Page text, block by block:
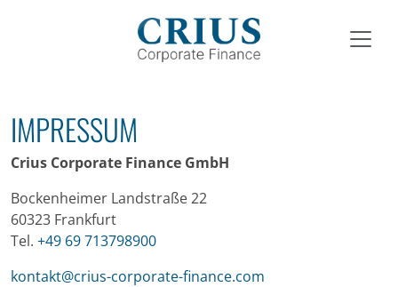
IMPRESSUM
Crius Corporate Finance GmbH
Bockenheimer Landstraße 22
60323 Frankfurt
Tel. +49 69 713798900
kontakt@crius-corporate-finance.com